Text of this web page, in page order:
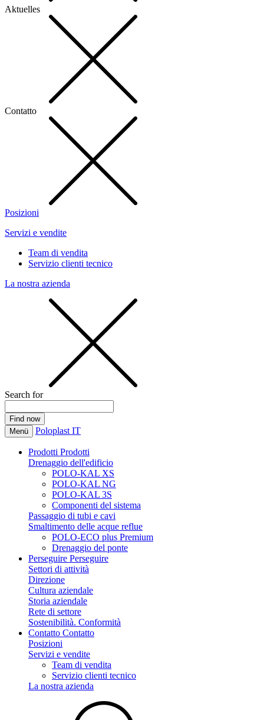
Aktuelles
Contatto
Posizioni
Servizi e vendite
Team di vendita
Servizio clienti tecnico
La nostra azienda
Search for
Menü Poloplast IT
Prodotti Prodotti
Drenaggio dell'edificio
POLO-KAL XS
POLO-KAL NG
POLO-KAL 3S
Componenti del sistema
Passaggio di tubi e cavi
Smaltimento delle acque reflue
POLO-ECO plus Premium
Drenaggio del ponte
Perseguire Perseguire
Settori di attività
Direzione
Cultura aziendale
Storia aziendale
Rete di settore
Sostenibilità. Conformità
Contatto Contatto
Posizioni
Servizi e vendite
Team di vendita
Servizio clienti tecnico
La nostra azienda